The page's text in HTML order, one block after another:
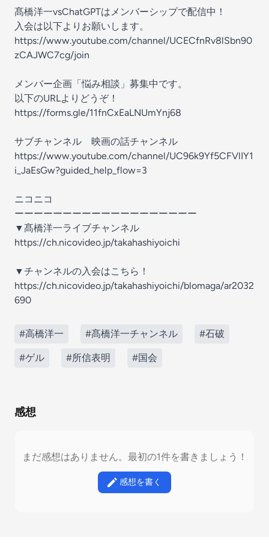
髙橋洋一vsChatGPTはメンバーシップで配信中！
入会は以下よりお願いします。
https://www.youtube.com/channel/UCECfnRv8lSbn90
zCAJWC7cg/join
メンバー企画「悩み相談」募集中です。
以下のURLよりどうぞ！
https://forms.gle/11fnCxEaLNUmYnj68
サブチャンネル 映画の話チャンネル
https://www.youtube.com/channel/UC96k9Yf5CFVlIY1
i_JaEsGw?guided_help_flow=3
ニコニコ
ーーーーーーーーーーーーーーーーーーー
▼髙橋洋一ライブチャンネル
https://ch.nicovideo.jp/takahashiyoichi
▼チャンネルの入会はこちら！
https://ch.nicovideo.jp/takahashiyoichi/blomaga/ar2032
690
#高橋洋一 #髙橋洋一チャンネル #石破
#ゲル #所信表明 #国会
感想
まだ感想はありません。最初の1件を書きましょう！
感想を書く